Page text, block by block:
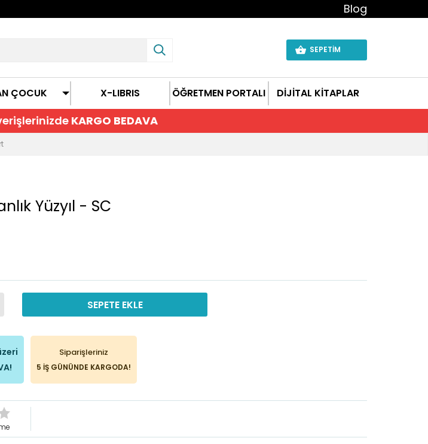
Blog
SEPETİM
ÇOCUK X-LIBRIS ÖĞRETMEN PORTALI DİJİTAL KİTAPLAR
KARGO BEDAVA
Yüzyıl - SC
SEPETE EKLE
Siparişleriniz
5 İŞ GÜNÜNDE KARGODA!